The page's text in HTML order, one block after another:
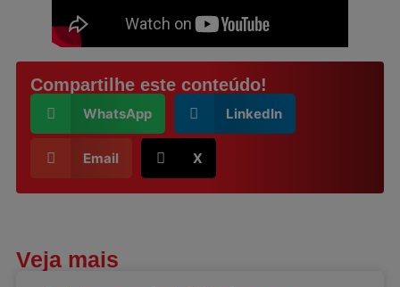
Compartilhe este conteúdo!
WhatsApp LinkedIn
Email X
Veja mais